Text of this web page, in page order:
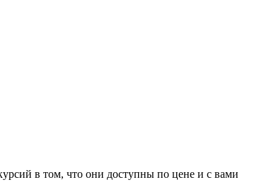
в том, что они доступны по цене и с вами